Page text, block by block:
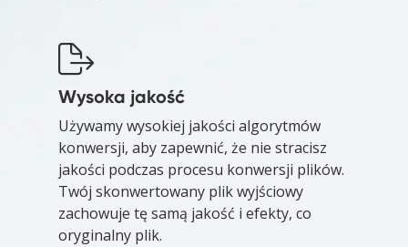
Wysoka jakość
Używamy wysokiej jakości algorytmów
konwersji, aby zapewnić, że nie stracisz
jakości podczas procesu konwersji plików.
Twój skonwertowany plik wyjściowy
zachowuje tę samą jakość i efekty, co
oryginalny plik.